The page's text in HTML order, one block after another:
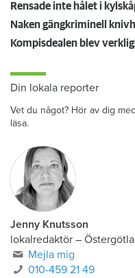
Din lokala reporter
Vet du något? Hör av dig
läsa.
Jenny Knutsson
lokalredaktör –
Mejla mig
010-459 21 49